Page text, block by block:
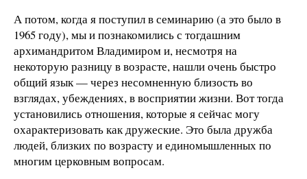
А потом, когда я поступил в семинарию (а это было в
1965 году), мы и познакомились с тогдашним
архимандритом Владимиром и, несмотря на
некоторую разницу в возрасте, нашли очень быстро
общий язык — через несомненную близость во
взглядах, убеждениях, в восприятии жизни. Вот тогда
установились отношения, которые я сейчас могу
охарактеризовать как дружеские. Это была дружба
людей, близких по возрасту и единомышленных по
многим церковным вопросам.